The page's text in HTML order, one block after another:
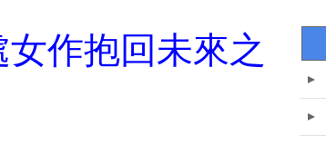
作抱回未來之